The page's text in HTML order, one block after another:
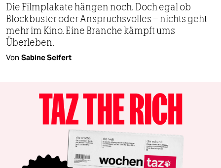
Die Filmplakate hängen noch. Doch egal ob
Blockbuster oder Anspruchsvolles – nichts geht
mehr im Kino. Eine Branche kämpft ums
Überleben.
Von Sabine Seifert